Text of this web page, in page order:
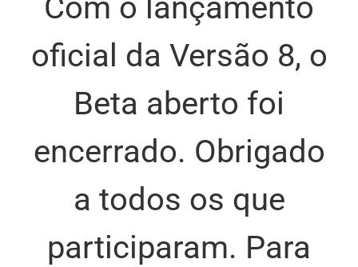
Com o lançamento
oficial da Versão 8, o
Beta aberto foi
encerrado. Obrigado
a todos os que
participaram. Para